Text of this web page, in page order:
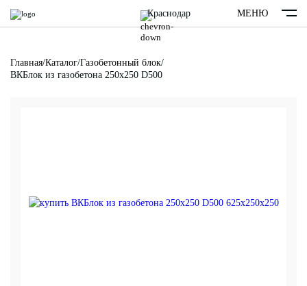
Краснодар МЕНЮ
Главная/Каталог/Газобетонный блок/
ВКБлок из газобетона 250х250 D500